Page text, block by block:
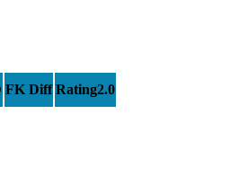
FK Diff Rating2.0